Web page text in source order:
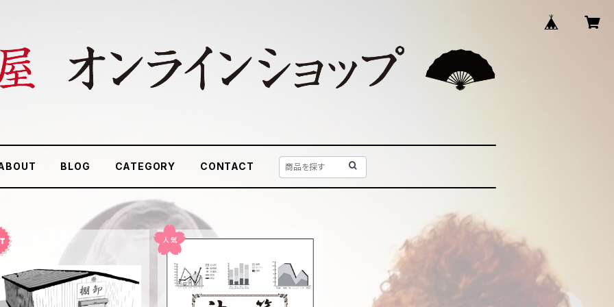
BLOG CATEGORY CONTACT